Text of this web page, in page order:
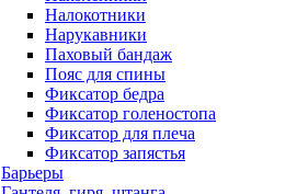
Налокотники
Нарукавники
Паховый бандаж
Пояс для спины
Фиксатор бедра
Фиксатор голеностопа
Фиксатор для плеча
Фиксатор запястья
Барьеры